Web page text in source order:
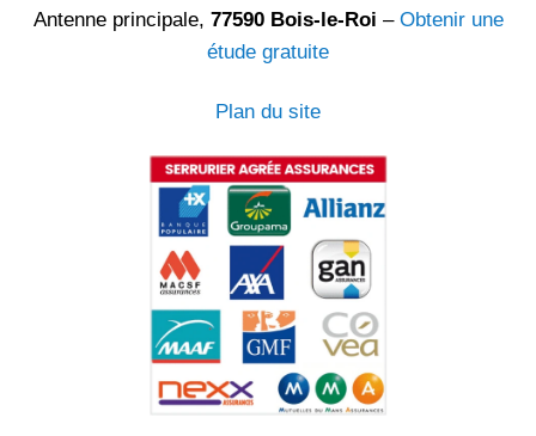
Antenne principale, 77590 Bois-le-Roi – Obtenir une
étude gratuite
Plan du site